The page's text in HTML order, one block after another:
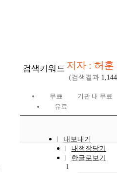
검색키워드 저자 : 허훈
(검색결과 1,144
무료
기관 내 무료
유료
내보내기
내책장담기
한글로보기
1